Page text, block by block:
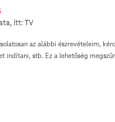
, itt:TV
az alábbi észrevételeim,
indítani, stb. Ez a lehetőség
a képet. Túl vagyok a TV, a